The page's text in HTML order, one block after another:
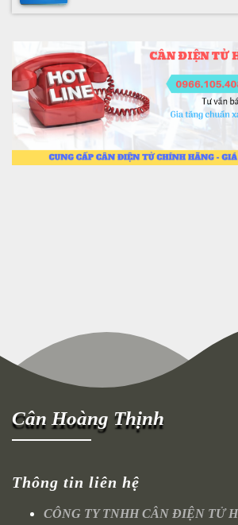
Cân Hoàng Thịnh
Thông tin liên hệ
CÔNG TY TNHH CÂN ĐIỆN TỬ